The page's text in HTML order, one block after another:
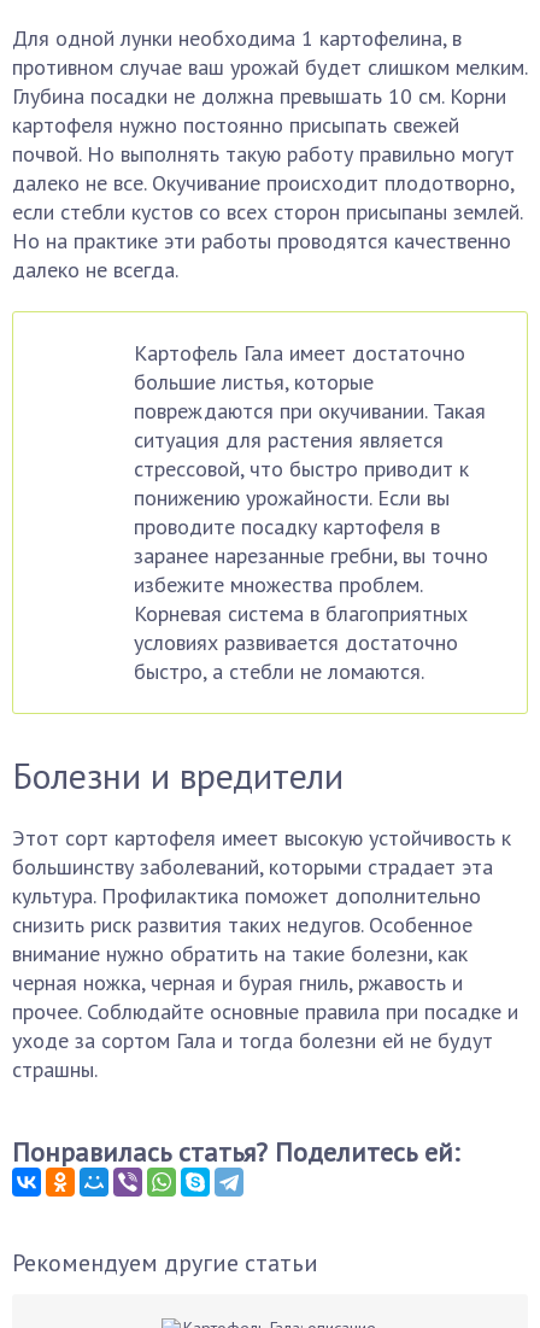
Для одной лунки необходима 1 картофелина, в
противном случае ваш урожай будет слишком мелким.
Глубина посадки не должна превышать 10 см. Корни
картофеля нужно постоянно присыпать свежей
почвой. Но выполнять такую работу правильно могут
далеко не все. Окучивание происходит плодотворно,
если стебли кустов со всех сторон присыпаны землей.
Но на практике эти работы проводятся качественно
далеко не всегда.
Картофель Гала имеет достаточно
большие листья, которые
повреждаются при окучивании. Такая
ситуация для растения является
стрессовой, что быстро приводит к
понижению урожайности. Если вы
проводите посадку картофеля в
заранее нарезанные гребни, вы точно
избежите множества проблем.
Корневая система в благоприятных
условиях развивается достаточно
быстро, а стебли не ломаются.
Болезни и вредители
Этот сорт картофеля имеет высокую устойчивость к
большинству заболеваний, которыми страдает эта
культура. Профилактика поможет дополнительно
снизить риск развития таких недугов. Особенное
внимание нужно обратить на такие болезни, как
черная ножка, черная и бурая гниль, ржавость и
прочее. Соблюдайте основные правила при посадке и
уходе за сортом Гала и тогда болезни ей не будут
страшны.
Понравилась статья? Поделитесь ей:
Рекомендуем другие статьи